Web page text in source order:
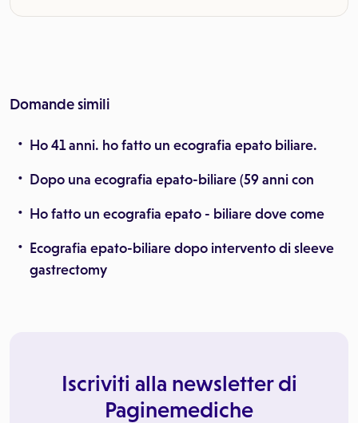
Domande simili
Ho 41 anni. ho fatto un ecografia epato biliare.
Dopo una ecografia epato-biliare (59 anni con
Ho fatto un ecografia epato - biliare dove come
Ecografia epato-biliare dopo intervento di sleeve
gastrectomy
Iscriviti alla newsletter di
Paginemediche